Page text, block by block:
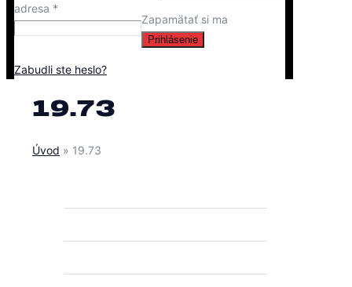
adresa *
Zapamätať si ma
Prihlásenie
Zabudli ste heslo?
19.73
Úvod » 19.73